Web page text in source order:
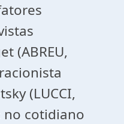
(ABREU,
(LUCCI,
no cotidiano